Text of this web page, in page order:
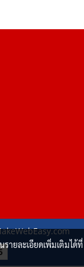
ายละเอียดเพิ่มเติมได้ที่